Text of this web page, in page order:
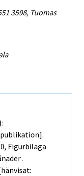
3598, Tuomas
Figurbilaga
.